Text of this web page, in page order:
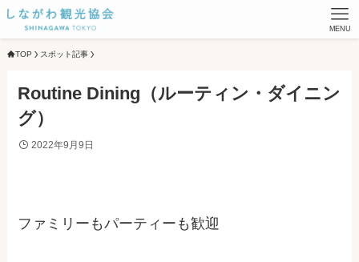
MENU
TOP スポット記事
Routine Dining（ルーティン・ダイニン
グ）
2022年9月9日
ファミリーもパーティーも歓迎